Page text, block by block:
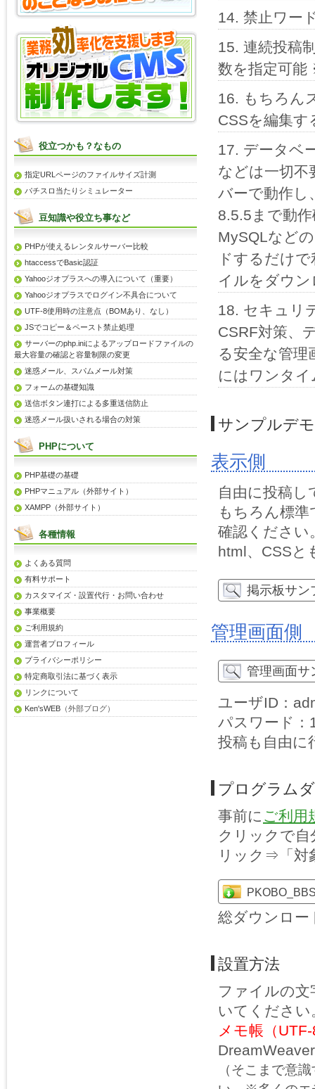
禁止ワー
連続投稿
数を指定可
もちろん
CSSを編集
データベ
などは一切不
バーで動作し
8.5.5まで動
MySQLなど
ドするだけ
イルをダウ
セキュリ
CSRF対策、
る安全な管理
にはワンタ
サンプルデモ
表示側
自由に投稿
もちろん標
確認ください
html、CSSと
掲示板サン
管理画面側
管理画面サ
ユーザID：
パスワード：
投稿も自由に
プログラム
事前に ご利用
クリックで
リック⇒「対
総ダウンロー
設置方法
ファイルの
いてください
メモ帳（
（そこまで意
役立つかも？なもの
指定URLページのファイルサイズ計測
パチスロ当たりシミュレーター
豆知識や役立ち事など
PHPが使えるレンタルサーバー比較
htaccessでBasic認証
Yahooジオプラスへの導入について（重要）
Yahooジオプラスでログイン不具合について
UTF-8使用時の注意点（BOMあり、なし）
JSでコピー＆ペースト禁止処理
サーバーのphp.iniによるアップロードファイルの
最大容量の確認と容量制限の変更
迷惑メール、スパムメール対策
フォームの基礎知識
送信ボタン連打による多重送信防止
迷惑メール扱いされる場合の対策
PHPについて
PHP基礎の基礎
PHPマニュアル（外部サイト）
XAMPP（外部サイト）
各種情報
よくある質問
有料サポート
カスタマイズ・設置代行・お問い合わせ
事業概要
ご利用規約
運営者プロフィール
プライバシーポリシー
特定商取引法に基づく表示
リンクについて
Ken'sWEB （外部ブログ）